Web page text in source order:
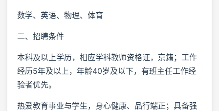
数学、英语、物理、体育
二、招聘条件
本科及以上学历，相应学科教师资格证，京籍；工作
经历5年及以上，年龄40岁及以下，有班主任工作经
验者优先。
热爱教育事业与学生，身心健康、品行端正；具备强